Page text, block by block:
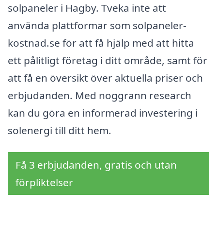
solpaneler i Hagby. Tveka inte att
använda plattformar som solpaneler-
kostnad.se för att få hjälp med att hitta
ett pålitligt företag i ditt område, samt för
att få en översikt över aktuella priser och
erbjudanden. Med noggrann research
kan du göra en informerad investering i
solenergi till ditt hem.
Få 3 erbjudanden, gratis och utan
förpliktelser